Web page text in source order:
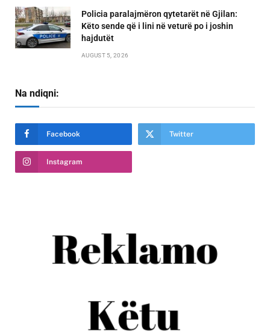
Policia paralajmëron qytetarët në Gjilan:
Këto sende që i lini në veturë po i joshin
hajdutët
AUGUST 5, 2026
Na ndiqni:
Facebook Twitter
Instagram